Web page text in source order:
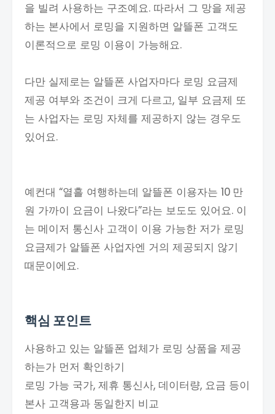
을 빌려 사용하는 구조예요. 따라서 그 망을 제공
하는 본사에서 로밍을 지원하면 알뜰폰 고객도
이론적으로 로밍 이용이 가능해요.
다만 실제로는 알뜰폰 사업자마다 로밍 요금제
제공 여부와 조건이 크게 다르고, 일부 요금제 또
는 사업자는 로밍 자체를 제공하지 않는 경우도
있어요.
예컨대 “열흘 여행하는데 알뜰폰 이용자는 10 만
원 가까이 요금이 나왔다”라는 보도도 있어요. 이
는 메이저 통신사 고객이 이용 가능한 저가 로밍
요금제가 알뜰폰 사업자엔 거의 제공되지 않기
때문이에요.
핵심 포인트
사용하고 있는 알뜰폰 업체가 로밍 상품을 제공
하는가 먼저 확인하기
로밍 가능 국가, 제휴 통신사, 데이터량, 요금 등이
본사 고객용과 동일한지 비교